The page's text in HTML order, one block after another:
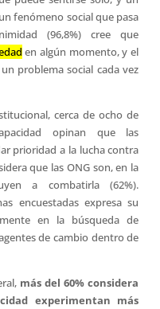
fenómeno social que pasa
(96,8%) cree que
en algún momento, y el
problema social cada vez
cerca de ocho de
opinan que las
prioridad a la lucha contra
que las ONG son, en la
a combatirla (62%).
encuestadas expresa su
en la búsqueda de
de cambio dentro de
más del 60% considera
experimentan más